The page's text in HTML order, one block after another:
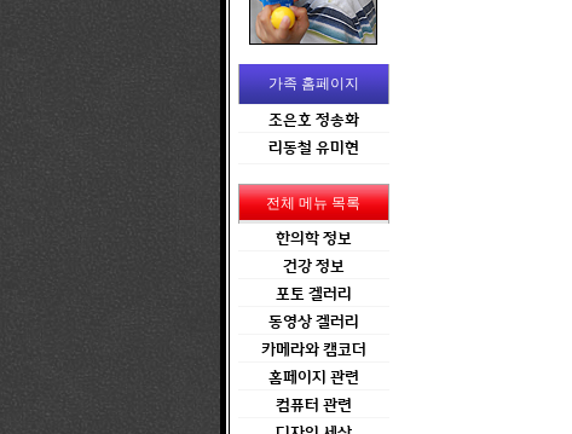
가족 홈페이지
조은호 정송화
리동철 유미현
전체 메뉴 목록
한의학 정보
건강 정보
포토 겔러리
동영상 겔러리
카메라와 캠코더
홈페이지 관련
컴퓨터 관련